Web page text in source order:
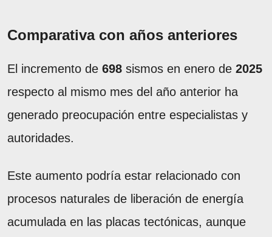
Comparativa con años anteriores
El incremento de 698 sismos en enero de 2025
respecto al mismo mes del año anterior ha
generado preocupación entre especialistas y
autoridades.
Este aumento podría estar relacionado con
procesos naturales de liberación de energía
acumulada en las placas tectónicas, aunque